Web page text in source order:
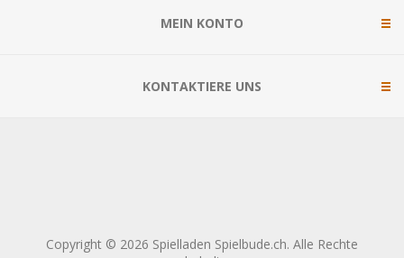
MEIN KONTO
KONTAKTIERE UNS
Copyright © 2026 Spielladen Spielbude.ch. Alle Rechte